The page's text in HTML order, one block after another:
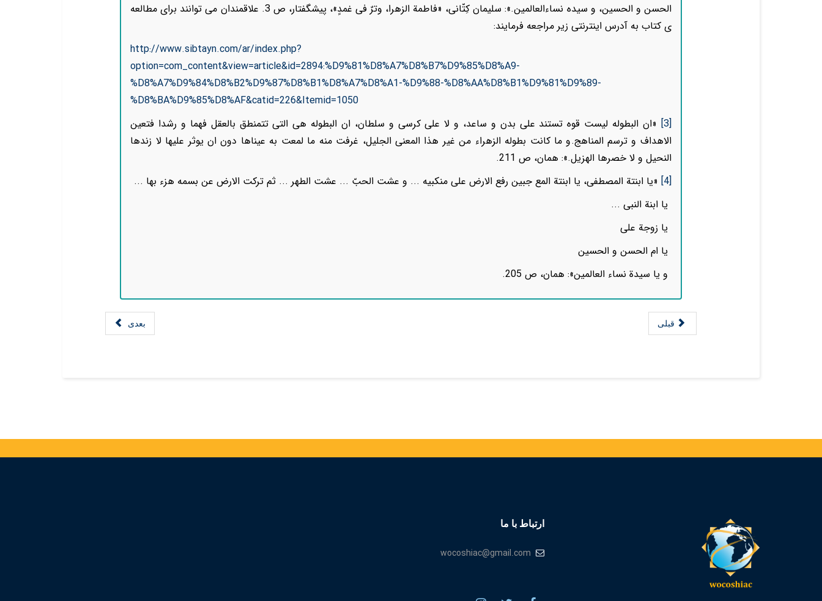
الحسن و الحسين، و سيده نساءالعالمين.
»: سلیمان کِتّانی، «فاطمة الزهرا، وترٌ فی غمدٍ
»، پیشگفتار، ص 3. علاقمندان می توانند برای مطالعه
ی کتاب به آدرس اینترنتی زیر مراجعه فرمایند:
http://www.sibtayn.com/ar/index.php?
option=com_content&view=article&id=2894:%D9%81%D8%A7%D8%B7%D9%85%D8%A9-
%D8%A7%D9%84%D8%B2%D9%87%D8%B1%D8%A7%D8%A1-%D9%88-%D8%AA%D8%B1%D9%81%D9%89-
%D8%BA%D9%85%D8%AF&catid=226&Itemid=1050
[3] «ان البطوله ليست قوه تستند على بدن و ساعد، و لا على كرسى و سلطان، ان البطوله هى التى تتمنطق بالعقل فهما و رشدا فتعين
الاهداف و ترسم المناهج.و ما كانت بطوله الزهراء من غير هذا المعنى الجليل، غرفت منه ما لمعت به عيناها دون ان يوثر عليها لا زندها
النحيل و لا خصرها الهزيل.»: همان، ص 211.
[4]
«یا ابنتة المصطفی، یا ابنتة المع جبین رفع الارض علی منکبیه ... و عشت الحبّ ... عشت الطهر ... ثم ترکت الارض عن بسمه هزء بها ...
یا ابنة النبی ...
یا زوجة علی
یا ام الحسن و الحسین
و یا سیدة نساء العالمین»: همان، ص 205.
قبلی بعدی
ارتباط با ما
wocoshiac@gmail.com